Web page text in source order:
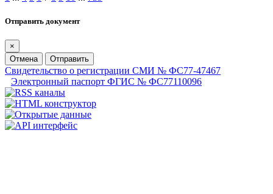
Отправить документ
×
Отмена
Отправить
Свидетельство о регистрации СМИ № ФС77-47467
Электронный паспорт ФГИС № ФС77110096